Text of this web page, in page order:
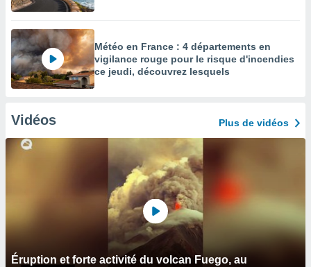
Météo en France : 4 départements en
vigilance rouge pour le risque d'incendies
ce jeudi, découvrez lesquels
Vidéos Plus de vidéos
Éruption et forte activité du volcan Fuego, au